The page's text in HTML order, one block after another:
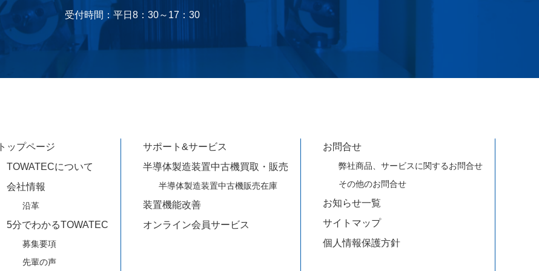
受付時間：平日8：30～17：30
トップページ
TOWATECについて
会社情報
沿革
5分でわかるTOWATEC
募集要項
先輩の声
サポート&サービス
半導体製造装置中古機買取・販売
半導体製造装置中古機販売在庫
装置機能改善
オンライン会員サービス
お問合せ
弊社商品、サービスに関するお問合せ
その他のお問合せ
お知らせ一覧
サイトマップ
個人情報保護方針